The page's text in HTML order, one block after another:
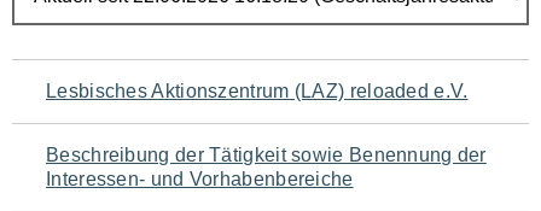
Navigation
für
den
Lesbisches Aktionszentrum (LAZ) reloaded e.V.
Beschreibung der Tätigkeit sowie Benennung der
Interessen- und Vorhabenbereiche